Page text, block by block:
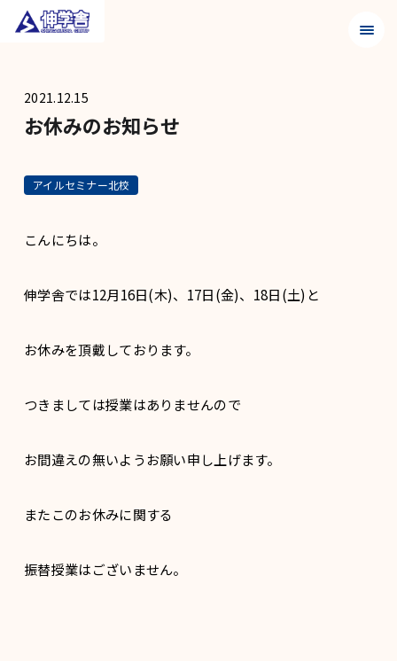
メニ
2021.12.15
お休みのお知らせ
アイルセミナー北校
こんにちは。
伸学舎では12月16日(木)、17日(金)、18日(土)と
お休みを頂戴しております。
つきましては授業はありませんので
お間違えの無いようお願い申し上げます。
またこのお休みに関する
振替授業はございません。